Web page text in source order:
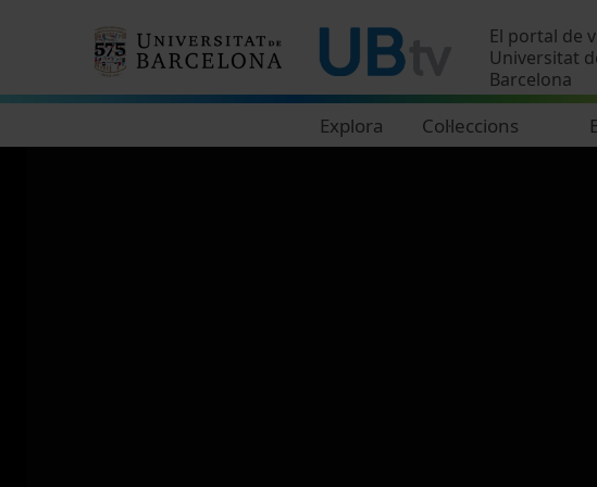
El portal de
Universitat
Barcelona
Explora Col·leccions